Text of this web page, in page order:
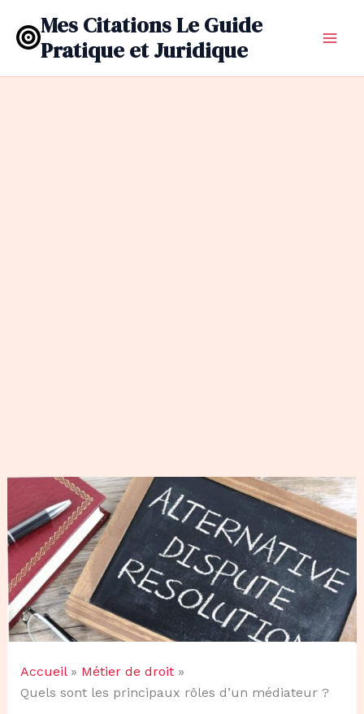
contenu
Mes Citations Le Guide
Pratique et Juridique
Accueil
Métier de droit
Quels sont les principaux rôles d’un médiateur ?